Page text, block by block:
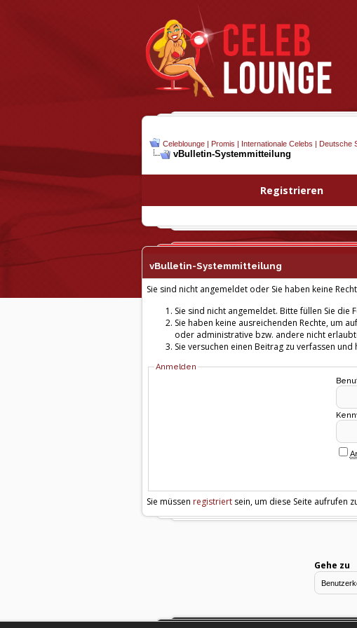
Celeblounge | Promis | Internationale Celebs | Deutsche
vBulletin-Systemmitteilung
Registrieren
vBulletin-Systemmitteilung
Sie sind nicht angemeldet oder Sie haben keine
Sie sind nicht angemeldet. Bitte füllen Sie die
Sie haben keine ausreichenden Rechte, um
oder administrative bzw. andere nicht
Sie versuchen einen Beitrag zu verfassen
Anmelden
Sie müssen registriert sein, um diese Seite aufrufen
Gehe zu